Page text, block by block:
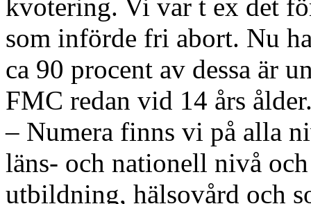
kvotering. Vi var t ex det
som införde fri abort. Nu
ca 90 procent av dessa är
FMC redan vid 14 års
– Numera finns vi på alla
läns- och nationell nivå
utbildning, hälsovård och